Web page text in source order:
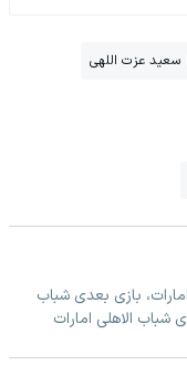
سعید عزت اللهی
بازی بعدی شباب
شباب الاهلی امارات